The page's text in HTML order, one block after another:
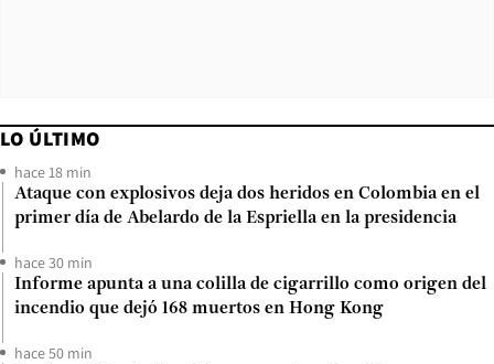
LO ÚLTIMO
hace 18 min
Ataque con explosivos deja dos heridos en Colombia en el
primer día de Abelardo de la Espriella en la presidencia
hace 30 min
Informe apunta a una colilla de cigarrillo como origen del
incendio que dejó 168 muertos en Hong Kong
hace 50 min